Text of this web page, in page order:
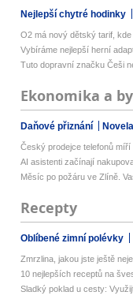
Nejlepší chytré hodinky
O2 má nový dětský tarif, kde
Vybíráme nejlepší herní
Tuto dopravní značku Češi
Ekonomika a
Daňové přiznání
Český prodejce telefonů míří
AI asistenti začínají
Měsíc po požáru ve Zlíně.
Recepty
Oblíbené zimní polévky
Zmrzlina, jakou jste ještě
10 nejlepších receptů na
Sladký poklad u cesty: